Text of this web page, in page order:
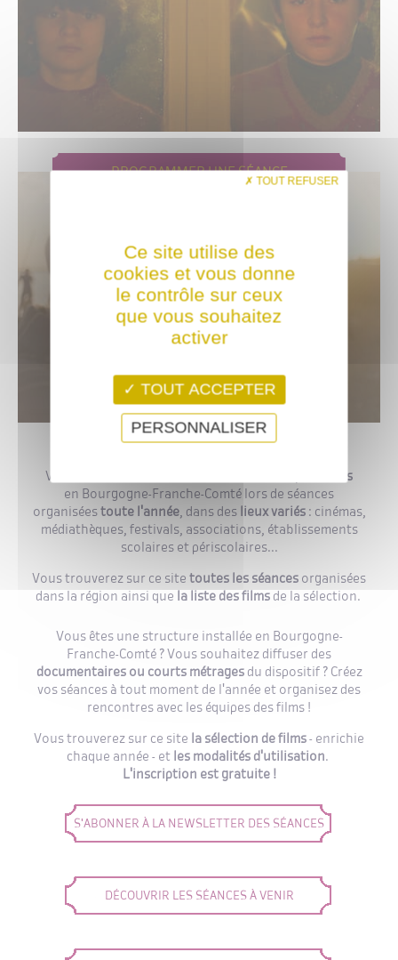
PROGRAMMER UNE SÉANCE
Venez (re)voir des
oeuvres réalisées et/ou produites
en Bourgogne-Franche-Comté lors de séances
organiséestoute l'année, dans des lieux variés: cinémas,
médiathèques, festivals, associations, établissements
scolaires et périscolaires...
Vous trouverez sur ce site toutes les séances organisées
dans la région ainsi que la liste des films de la sélection.
Vous êtes une structure installée en Bourgogne-
Franche-Comté ? Vous souhaitez diffuser des
documentaires ou courts métragesdu dispositif ? Créez
vos séances à tout moment de l'année et organisez des
rencontres avec les équipes des films !
Vous trouverez sur ce site la sélection de films- enrichie
chaque année - et les modalités d'utilisation.
L'inscription est gratuite !
S'ABONNER À LA NEWSLETTER DES SÉANCES
DÉCOUVRIR LES SÉANCES À VENIR
Ce site utilise des
cookies et vous donne
le contrôle sur ceux
que vous souhaitez
activer
TOUT ACCEPTER
TOUT REFUSER
PERSONNALISER